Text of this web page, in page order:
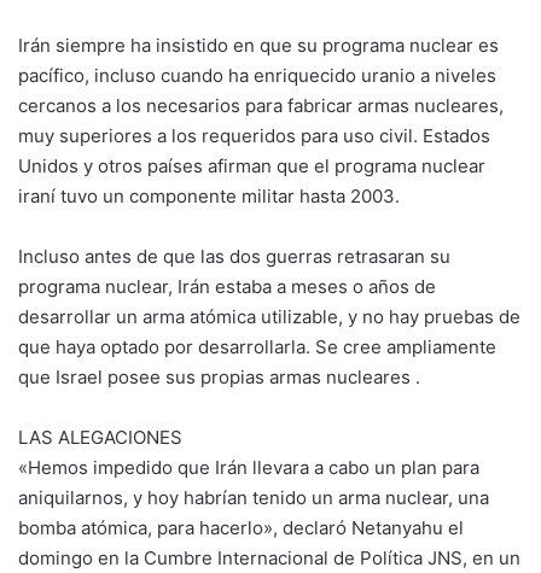
Irán siempre ha insistido en que su programa nuclear es
pacífico, incluso cuando ha enriquecido uranio a niveles
cercanos a los necesarios para fabricar armas nucleares,
muy superiores a los requeridos para uso civil. Estados
Unidos y otros países afirman que el programa nuclear
iraní tuvo un componente militar hasta 2003.
Incluso antes de que las dos guerras retrasaran su
programa nuclear, Irán estaba a meses o años de
desarrollar un arma atómica utilizable, y no hay pruebas de
que haya optado por desarrollarla. Se cree ampliamente
que Israel posee sus propias armas nucleares .
LAS ALEGACIONES
«Hemos impedido que Irán llevara a cabo un plan para
aniquilarnos, y hoy habrían tenido un arma nuclear, una
bomba atómica, para hacerlo», declaró Netanyahu el
domingo en la Cumbre Internacional de Política JNS, en un